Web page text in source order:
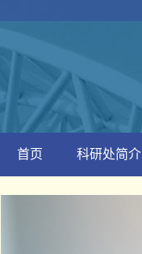
首页 科研处简介